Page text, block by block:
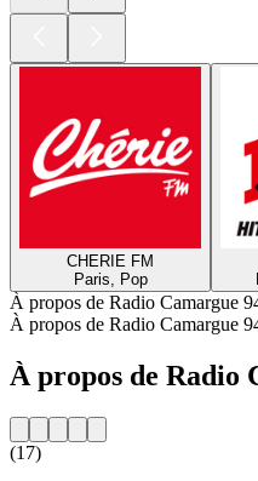
CHERIE FM
Paris, Pop
À propos de Radio Camargue
À propos de Radio Camargue
À propos de Radio
(17)